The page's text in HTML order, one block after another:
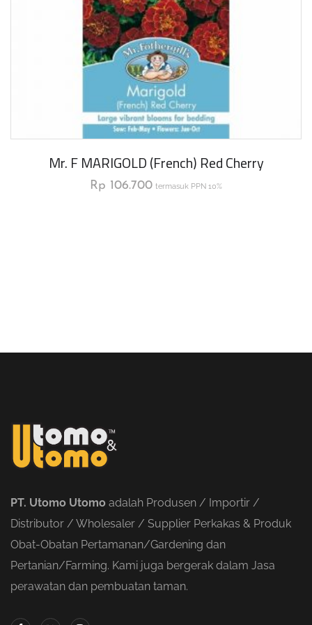
Mr. F MARIGOLD (French) Red Cherry
Rp 106.700 termasuk PPN 10%
PT. Utomo Utomo adalah Produsen / Importir /
Distributor / Wholesaler / Supplier Perkakas & Produk
Obat-Obatan Pertamanan/Gardening dan
Pertanian/Farming. Kami juga bergerak dalam Jasa
perawatan dan pembuatan taman.